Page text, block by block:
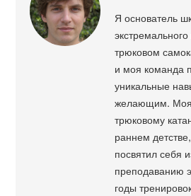
Я основатель
трюковом
и моя команда
уникальные
желающим. Моя
трюковому
раннем
посвятил себя
преподаванию
годы